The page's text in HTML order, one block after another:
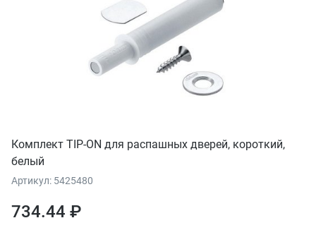
Комплект TIP-ON для распашных дверей, короткий,
белый
Артикул: 5425480
734.44 ₽